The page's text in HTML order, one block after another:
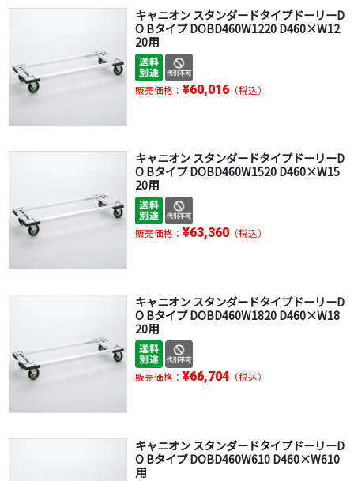
キャニオン スタンダードタイプドーリーD
O Bタイプ DOBD460W1220 D460×W12
20用
販売価格： ¥60,016（税込）
キャニオン スタンダードタイプドーリーD
O Bタイプ DOBD460W1520 D460×W15
20用
販売価格： ¥63,360（税込）
キャニオン スタンダードタイプドーリーD
O Bタイプ DOBD460W1820 D460×W18
20用
販売価格： ¥66,704（税込）
キャニオン スタンダードタイプドーリーD
O Bタイプ DOBD460W610 D460×W610
用